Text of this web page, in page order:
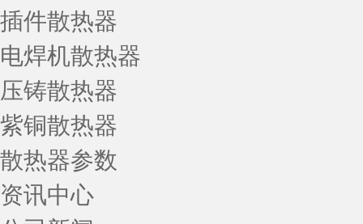
插件散热器
电焊机散热器
压铸散热器
紫铜散热器
散热器参数
资讯中心